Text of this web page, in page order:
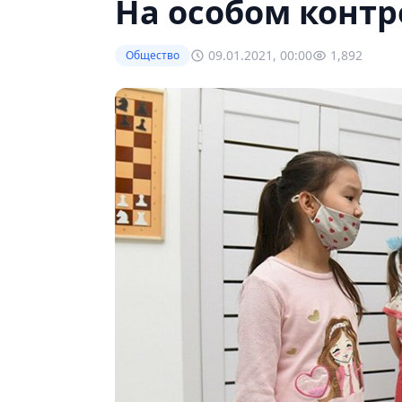
На особом
Общество 09.01.2021, 00:00 1,892